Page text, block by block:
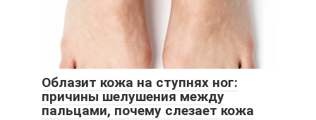
Облазит кожа на ступнях ног:
причины шелушения между
пальцами, почему слезает кожа